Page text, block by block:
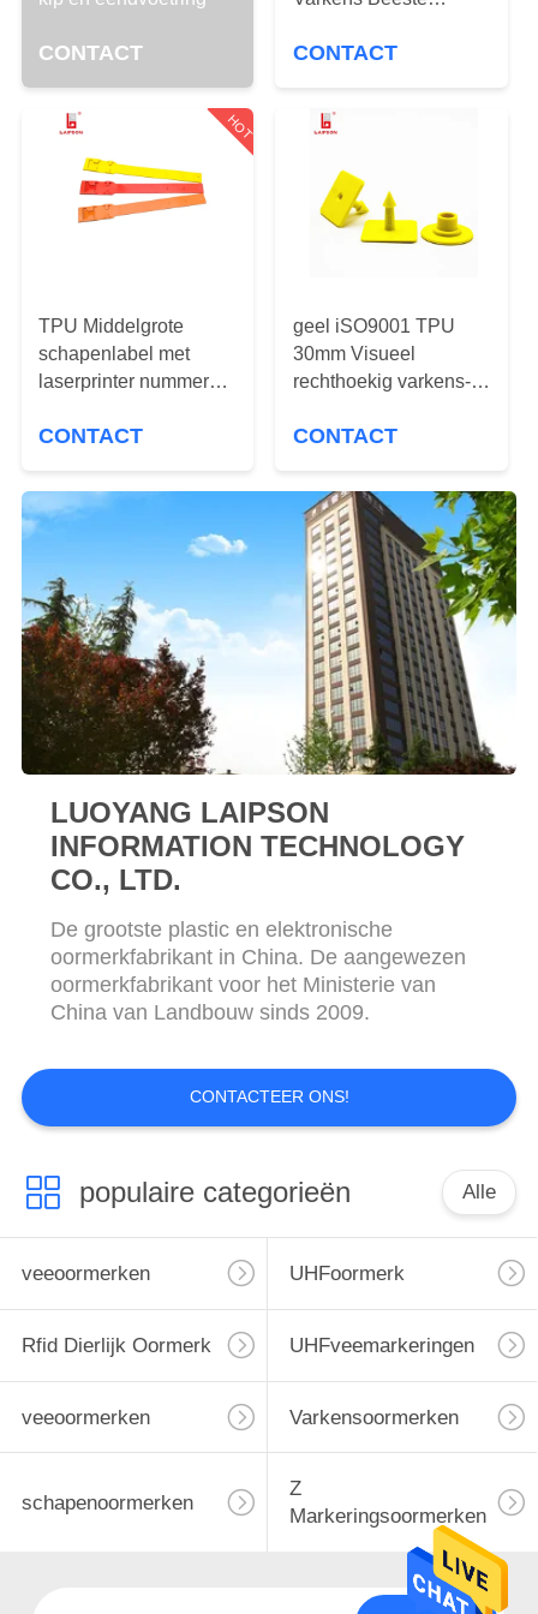
ONS
NIEUWS
VERZOEK
CITAAT
SITEMAP
POLICY
CONTACT
Voor Boerderij
CONTACT
HOT
TPU Middelgrote
schapenlabel met
laserprinter nummer
halsketting voor vee
CONTACT
geel iSO9001 TPU
30mm Visueel
rechthoekig varkens-
CONTACT
LUOYANG LAIPSON
INFORMATION TECHNOLOGY
CO., LTD.
De grootste plastic en elektronische
oormerkfabrikant in China. De aangewezen
oormerkfabrikant voor het Ministerie van
China van Landbouw sinds 2009.
CONTACTEER ONS!
populaire categorieën Alle
veeoormerken UHFoormerk
Rfid Dierlijk Oormerk UHFveemarkeringen
veeoormerken Varkensoormerken
schapenoormerken
Z
Markeringsoormerken